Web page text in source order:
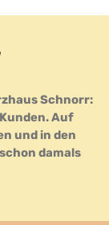
Schnorr:
Auf
und in den
damals